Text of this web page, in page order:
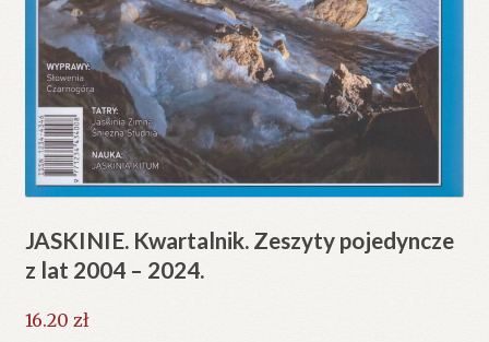
JASKINIE. Kwartalnik. Zeszyty pojedyncze
z lat 2004 – 2024.
16.20 zł